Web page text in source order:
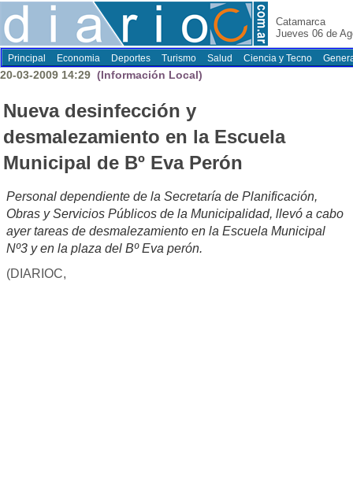
Catamarca
Jueves 06 de
Principal Economia Deportes Turismo Salud Ciencia y Tecno
20-03-2009 14:29 (Información Local)
Nueva desinfección y
desmalezamiento en la Escuela
Municipal de Bº Eva Perón
Personal dependiente de la Secretaría de Planificación,
Obras y Servicios Públicos de la Municipalidad, llevó a cabo
ayer tareas de desmalezamiento en la Escuela Municipal
Nº3 y en la plaza del Bº Eva perón.
(DIARIOC,